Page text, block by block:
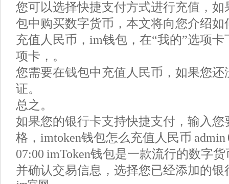
您可以选择快捷支付方式进行充值，如
包中购买数字货币，本文将向您介绍如
充值人民币，im钱包，在“我的”选项卡
项卡，。
您需要在钱包中充值人民币，如果您还
证。
总之。
如果您的银行卡支持快捷支付，输入您
格，imtoken钱包怎么充值人民币 admin
07:00 imToken钱包是一款流行的数字
并确认交易信息，选择您已经添加的银